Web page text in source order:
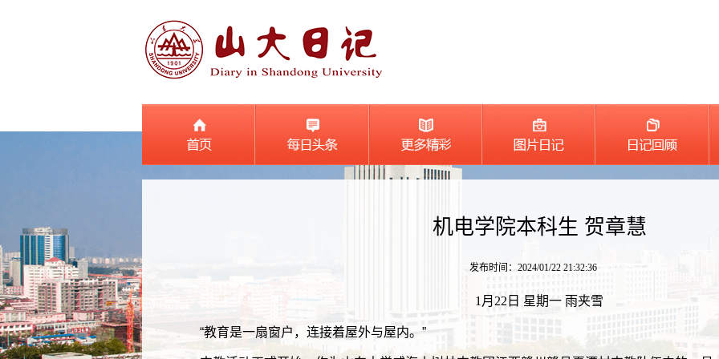
机电学院本科生 贺章慧
发布时间：2024/01/22 21:32:36
1月22日 星期一 雨夹雪
“教育是一扇窗户，连接着屋外与屋内。”